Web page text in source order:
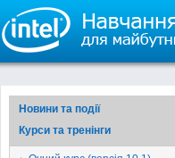
Новини та події
Курси та тренінги